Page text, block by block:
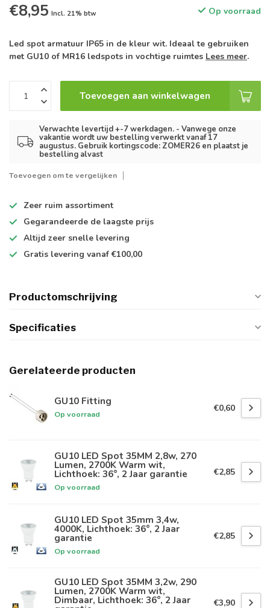
€8,95 Incl. 21% btw Op voorraad
Led spot armatuur IP65 in de kleur wit. Ideaal te gebruiken
met GU10 of MR16 ledspots in vochtige ruimtes Lees meer.
Toevoegen aan winkelwagen
Verwachte levertijd +-7 werkdagen. - Vanwege onze
vakantie wordt uw bestelling verwerkt vanaf 17
augustus. Gebruik kortingscode: ZOMER26 en plaatst je
bestelling alvast
Toevoegen om te vergelijken
Zeer ruim assortiment
Gegarandeerde de laagste prijs
Altijd zeer snelle levering
Gratis levering vanaf €100,00
Productomschrijving
Specificaties
Gerelateerde producten
GU10 Fitting
Op voorraad
€0,60
GU10 LED Spot 35MM 2,8w, 270
Lumen, 2700K Warm wit,
Lichthoek: 36°, 2 Jaar garantie
Op voorraad
€2,85
GU10 LED Spot 35mm 3,4w,
4000K, Lichthoek: 36°, 2 Jaar
garantie
Op voorraad
€2,85
GU10 LED Spot 35MM 3,2w, 290
Lumen, 2700K Warm wit,
Dimbaar, Lichthoek: 36°, 2 Jaar €3,90